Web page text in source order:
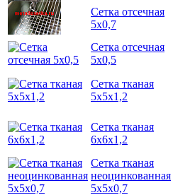
Cетка отсечная
5х0,7
Cетка отсечная
5х0,5
Сетка тканая
5х5х1,2
Сетка тканая
6х6х1,2
Сетка тканая
неоцинкованная
5х5х0,7